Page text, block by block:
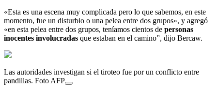
«Esta es una escena muy complicada pero lo que sabemos, en este
momento, fue un disturbio o una pelea entre dos grupos», y agregó
«en esta pelea entre dos grupos, teníamos cientos de personas
inocentes involucradas que estaban en el camino”, dijo Bercaw.
Las autoridades investigan si el tiroteo fue por un conflicto entre
pandillas. Foto AFP